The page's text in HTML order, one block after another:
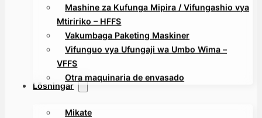
Mashine za Kufunga Mipira / Vifungashio vya
Mtiririko – HFFS
Vakumbaga Paketing Maskiner
Vifunguo vya Ufungaji wa Umbo Wima –
VFFS
Otra maquinaria de envasado
Lösningar
Mikate